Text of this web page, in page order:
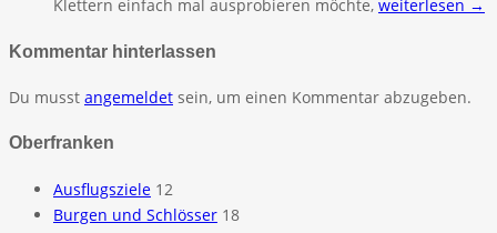
Klettern einfach mal ausprobieren möchte, weiterlesen →
Kommentar hinterlassen
Du musst angemeldet sein, um einen Kommentar abzugeben.
Oberfranken
Ausflugsziele 12
Burgen und Schlösser 18